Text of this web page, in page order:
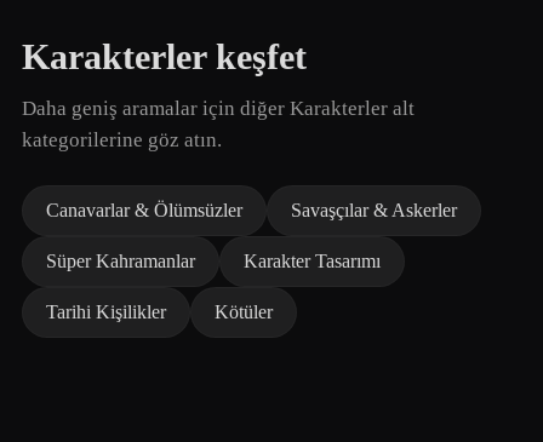
Karakterler keşfet
Daha geniş aramalar için diğer Karakterler alt
kategorilerine göz atın.
Canavarlar & Ölümsüzler Savaşçılar & Askerler
Süper Kahramanlar Karakter Tasarımı
Tarihi Kişilikler Kötüler